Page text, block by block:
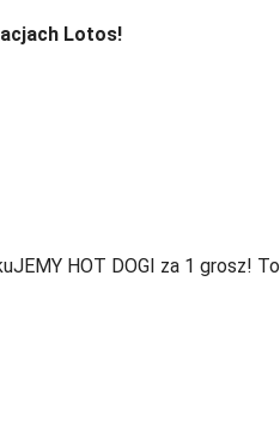
Lotos!
HOT DOGI za 1 grosz! To